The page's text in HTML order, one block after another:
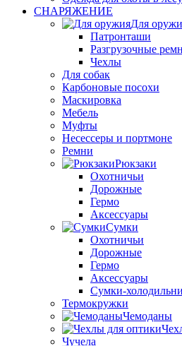
СНАРЯЖЕНИЕ
Для
Патронташи
Разгрузочные
Чехлы
Для собак
Карбоновые посохи
Маскировка
Мебель
Муфты
Несессеры и портмоне
Ремни
Рюкзаки
Охотничьи
Дорожные
Гермо
Аксессуары
Сумки
Охотничьи
Дорожные
Гермо
Аксессуары
Сумки-
Термокружки
Чемоданы
Чучела